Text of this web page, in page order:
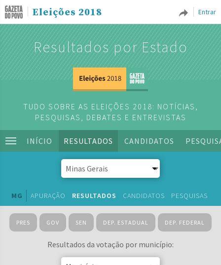
Entrar
Eleições 2018
Resultados por Estado
TUDO SOBRE AS ELEIÇÕES 2018: NOTÍCIAS,
PESQUISAS, DEBATES E ENTREVISTAS
INÍCIO RESULTADOS CANDIDATOS
MG APURAÇÃO RESULTADOS CANDIDATOS PESQUISAS
PRES GOV SEN DEP. ESTADUAL DEP. FEDERAL
Resultados da votação por município: